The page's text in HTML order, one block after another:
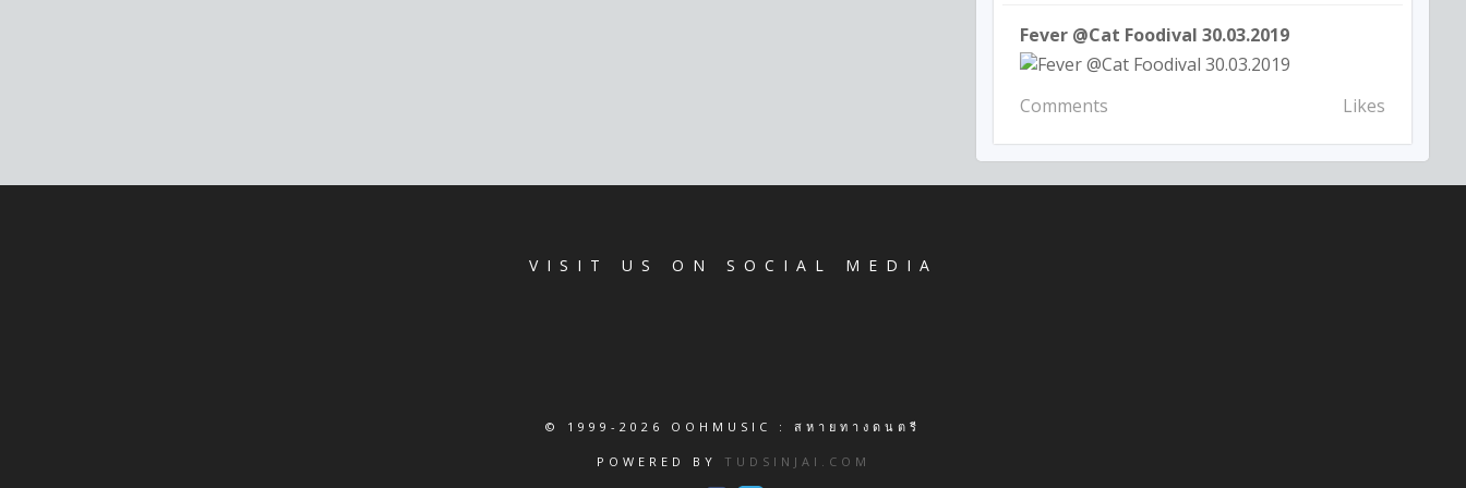
Fever @Cat Foodival 30.03.2019
Comments Likes
VISIT US ON SOCIAL MEDIA
© 1999-2026 OOHMUSIC : สหายทางดนตรี
POWERED BY TUDSINJAI.COM